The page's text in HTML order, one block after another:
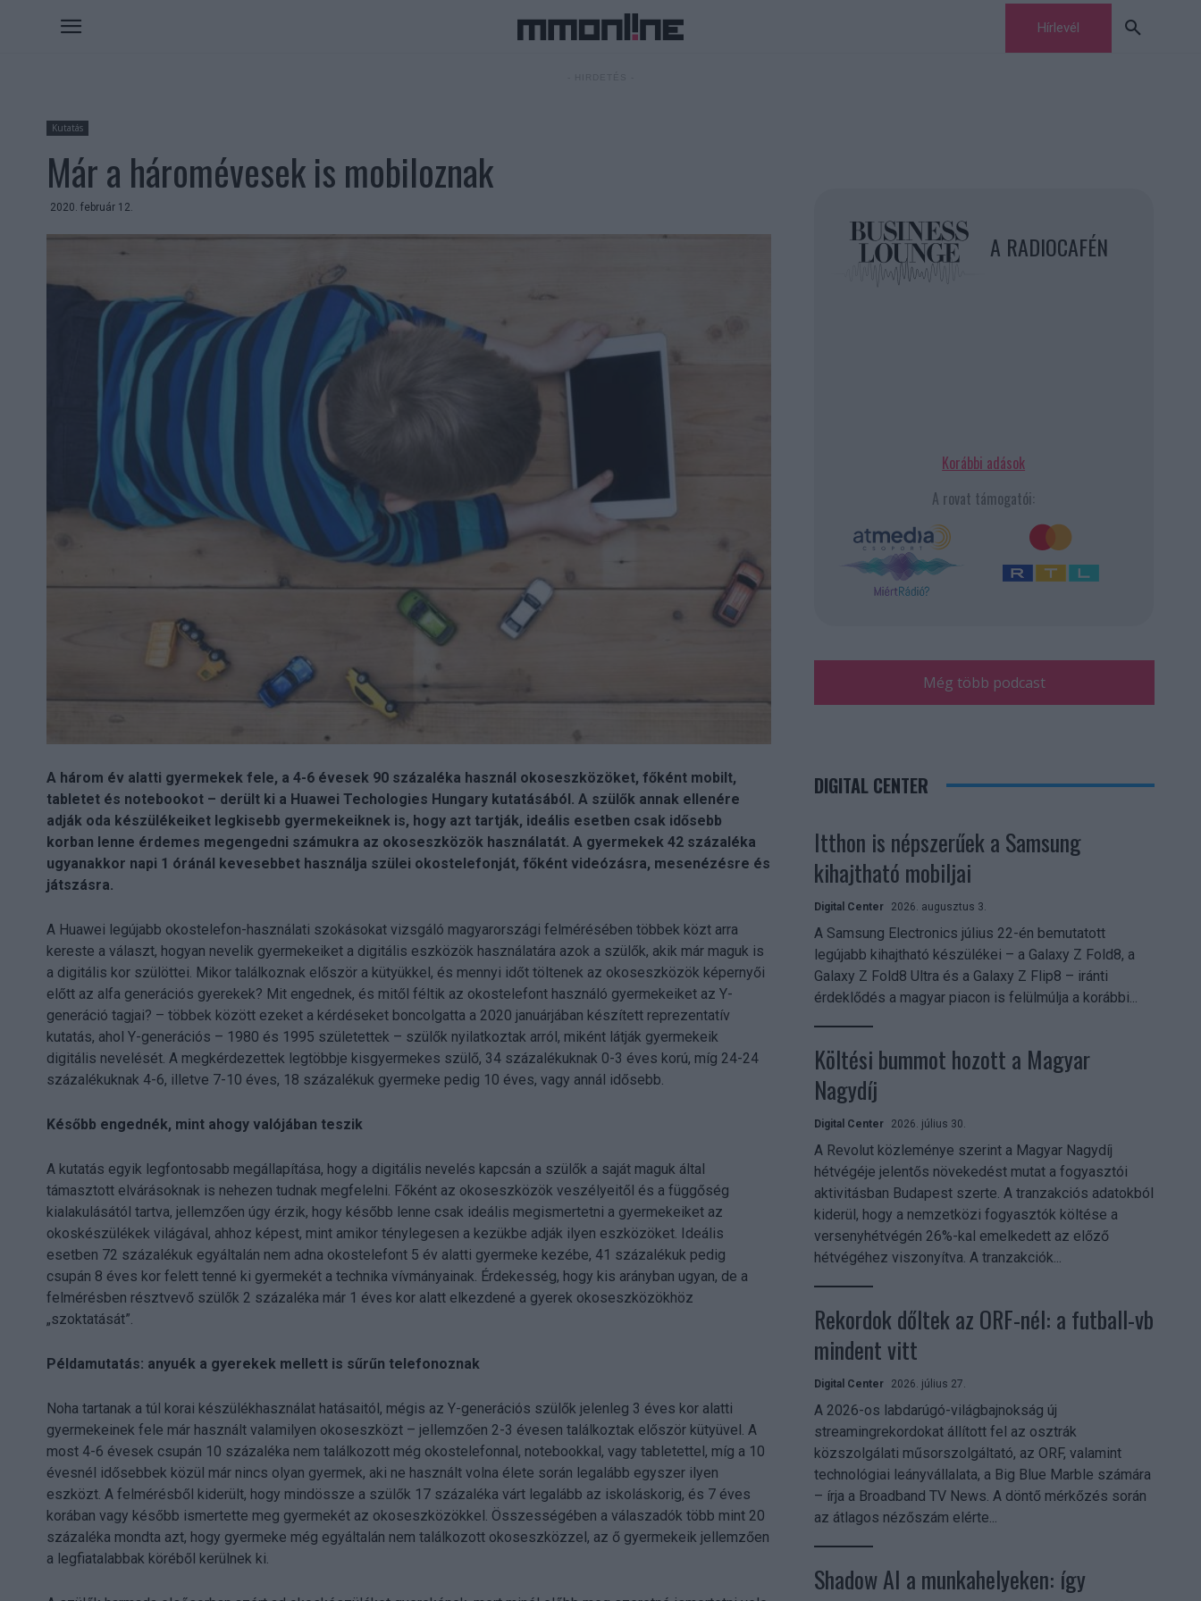
Hírlevél
Kutatás
Már a háromévesek is mobiloznak
2020. február 12.
A három év alatti gyermekek fele, a 4-6 évesek 90 százaléka használ okoseszközöket, főként mobilt,
tabletet és notebookot – derült ki a Huawei Techologies Hungary kutatásából. A szülők annak ellenére
adják oda készülékeiket legkisebb gyermekeiknek is, hogy azt tartják, ideális esetben csak idősebb
korban lenne érdemes megengedni számukra az okoseszközök használatát. A gyermekek 42 százaléka
ugyanakkor napi 1 óránál kevesebbet használja szülei okostelefonját, főként videózásra, mesenézésre és
játszásra.
A Huawei legújabb okostelefon-használati szokásokat vizsgáló magyarországi felmérésében többek közt arra
kereste a választ, hogyan nevelik gyermekeiket a digitális eszközök használatára azok a szülők, akik már maguk is
a digitális kor szülöttei. Mikor találkoznak először a kütyükkel, és mennyi időt töltenek az okoseszközök képernyői
előtt az alfa generációs gyerekek? Mit engednek, és mitől féltik az okostelefont használó gyermekeiket az Y-
generáció tagjai? – többek között ezeket a kérdéseket boncolgatta a 2020 januárjában készített reprezentatív
kutatás, ahol Y-generációs – 1980 és 1995 születettek – szülők nyilatkoztak arról, miként látják gyermekeik
digitális nevelését. A megkérdezettek legtöbbje kisgyermekes szülő, 34 százalékuknak 0-3 éves korú, míg 24-24
százalékuknak 4-6, illetve 7-10 éves, 18 százalékuk gyermeke pedig 10 éves, vagy annál idősebb.
Később engednék, mint ahogy valójában teszik
A kutatás egyik legfontosabb megállapítása, hogy a digitális nevelés kapcsán a szülők a saját maguk által
támasztott elvárásoknak is nehezen tudnak megfelelni. Főként az okoseszközök veszélyeitől és a függőség
kialakulásától tartva, jellemzően úgy érzik, hogy később lenne csak ideális megismertetni a gyermekeiket az
okoskészülékek világával, ahhoz képest, mint amikor ténylegesen a kezükbe adják ilyen eszközöket. Ideális
esetben 72 százalékuk egyáltalán nem adna okostelefont 5 év alatti gyermeke kezébe, 41 százalékuk pedig
csupán 8 éves kor felett tenné ki gyermekét a technika vívmányainak. Érdekesség, hogy kis arányban ugyan, de a
felmérésben résztvevő szülők 2 százaléka már 1 éves kor alatt elkezdené a gyerek okoseszközökhöz
„szoktatását”.
Példamutatás: anyuék a gyerekek mellett is sűrűn telefonoznak
Noha tartanak a túl korai készülékhasználat hatásaitól, mégis az Y-generációs szülők jelenleg 3 éves kor alatti
gyermekeinek fele már használt valamilyen okoseszközt – jellemzően 2-3 évesen találkoztak először kütyüvel. A
most 4-6 évesek csupán 10 százaléka nem találkozott még okostelefonnal, notebookkal, vagy tabletettel, míg a 10
évesnél idősebbek közül már nincs olyan gyermek, aki ne használt volna élete során legalább egyszer ilyen
eszközt. A felmérésből kiderült, hogy mindössze a szülők 17 százaléka várt legalább az iskoláskorig, és 7 éves
korában vagy később ismertette meg gyermekét az okoseszközökkel. Összességében a válaszadók több mint 20
százaléka mondta azt, hogy gyermeke még egyáltalán nem találkozott okoseszközzel, az ő gyermekeik jellemzően
a legfiatalabbak köréből kerülnek ki.
A RADIOCAFÉN
Korábbi adások
A rovat támogatói:
Még több podcast
DIGITAL CENTER
Itthon is népszerűek a Samsung
kihajtható mobiljai
Digital Center 2026. augusztus 3.
A Samsung Electronics július 22-én bemutatott
legújabb kihajtható készülékei – a Galaxy Z Fold8, a
Galaxy Z Fold8 Ultra és a Galaxy Z Flip8 – iránti
érdeklődés a magyar piacon is felülmúlja a korábbi...
Költési bummot hozott a Magyar
Nagydíj
Digital Center 2026. július 30.
A Revolut közleménye szerint a Magyar Nagydíj
hétvégéje jelentős növekedést mutat a fogyasztói
aktivitásban Budapest szerte. A tranzakciós adatokból
kiderül, hogy a nemzetközi fogyasztók költése a
versenyhétvégén 26%-kal emelkedett az előző
hétvégéhez viszonyítva. A tranzakciók...
Rekordok dőltek az ORF-nél: a futball-vb
mindent vitt
Digital Center 2026. július 27.
A 2026-os labdarúgó-világbajnokság új
streamingrekordokat állított fel az osztrák
közszolgálati műsorszolgáltató, az ORF, valamint
technológiai leányvállalata, a Big Blue Marble számára
– írja a Broadband TV News. A döntő mérkőzés során
az átlagos nézőszám elérte...
Shadow AI a munkahelyeken: így